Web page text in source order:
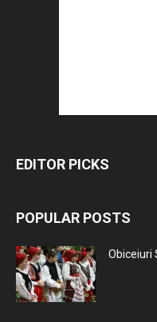
EDITOR PICKS
POPULAR POSTS
Obiceiuri